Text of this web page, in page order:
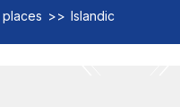
places >> Islandic